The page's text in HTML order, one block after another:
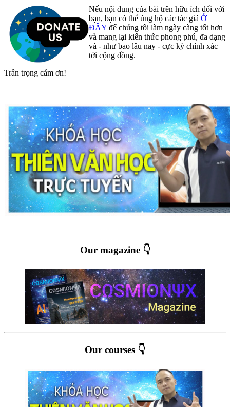
Nếu nội dung của bài trên hữu ích đối với
bạn, bạn có thể ủng hộ các tác giả Ở
ĐÂY để chúng tôi làm ngày càng tốt hơn
và mang lại kiến thức phong phú, đa dạng
và - như bao lâu nay - cực kỳ chính xác
tới cộng đồng.
Trân trọng cám ơn!
Our magazine 👇
Our courses 👇